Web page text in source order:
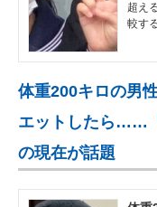
超え
較す
体重200キロの男
エットしたら……
の現在が話題